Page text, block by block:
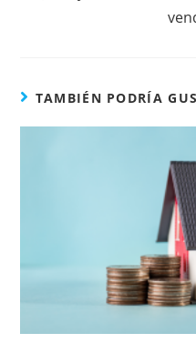
TAMBIÉN PODRÍA